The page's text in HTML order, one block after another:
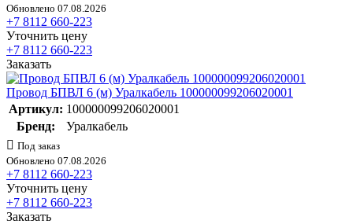
Обновлено 07.08.2026
+7 8112 660-223
Уточнить цену
+7 8112 660-223
Заказать
Провод БПВЛ 6 (м) Уралкабель 100000099206020001
Артикул: 100000099206020001
Бренд:
Уралкабель
Под заказ
Обновлено 07.08.2026
+7 8112 660-223
Уточнить цену
+7 8112 660-223
Заказать